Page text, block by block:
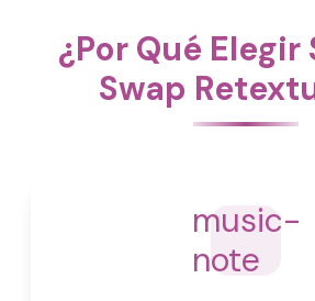
¿Por Qué
Swap
music-
note